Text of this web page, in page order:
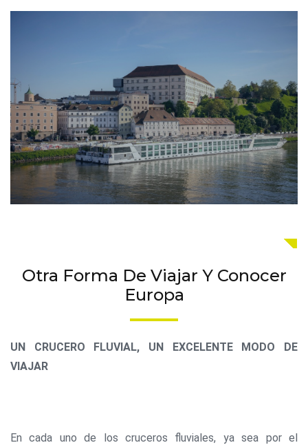
Otra Forma De Viajar Y Conocer
Europa
UN CRUCERO FLUVIAL, UN EXCELENTE MODO DE
VIAJAR
En cada uno de los cruceros fluviales, ya sea por el